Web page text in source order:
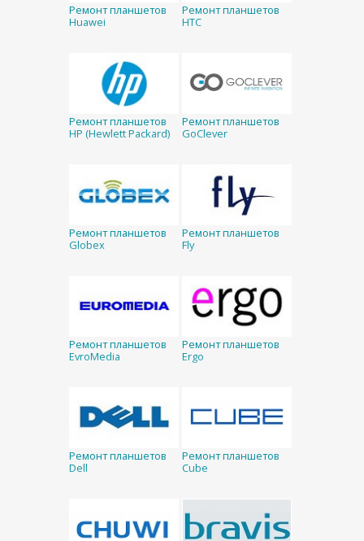
Ремонт планшетов
Huawei
Ремонт планшетов
HTC
Ремонт планшетов
HP (Hewlett Packard)
Ремонт планшетов
GoClever
Ремонт планшетов
Globex
Ремонт планшетов
Fly
Ремонт планшетов
EvroMedia
Ремонт планшетов
Ergo
Ремонт планшетов
Dell
Ремонт планшетов
Cube